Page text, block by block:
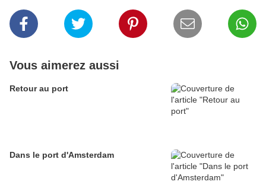
Vous aimerez aussi
Retour au port
Dans le port d'Amsterdam